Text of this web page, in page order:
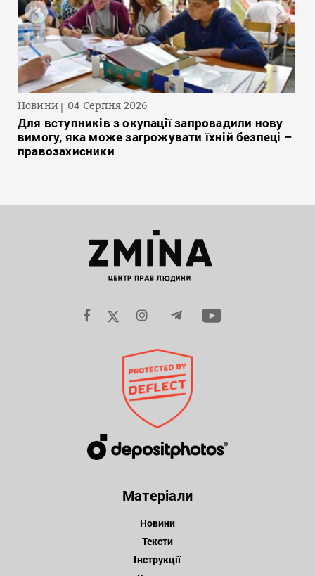
Новини 04 Серпня 2026
Для вступників з окупації запровадили нову
вимогу, яка може загрожувати їхній безпеці –
правозахисники
Матеріали
Новини
Тексти
Інструкції